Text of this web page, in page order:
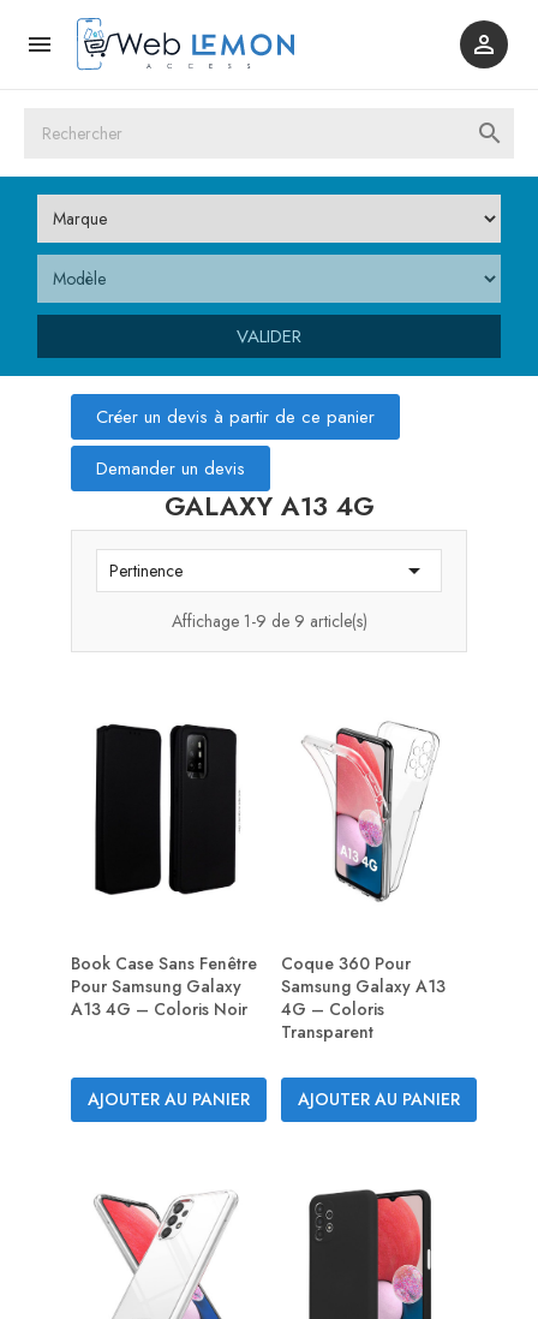
 

VALIDER
Créer un devis à partir de ce panier
Demander un devis
GALAXY A13 4G
Pertinence 
Affichage 1-9 de 9 article(s)
Book Case Sans Fenêtre
Pour Samsung Galaxy
A13 4G – Coloris Noir
AJOUTER AU PANIER
Coque 360 Pour
Samsung Galaxy A13
4G – Coloris
Transparent
AJOUTER AU PANIER